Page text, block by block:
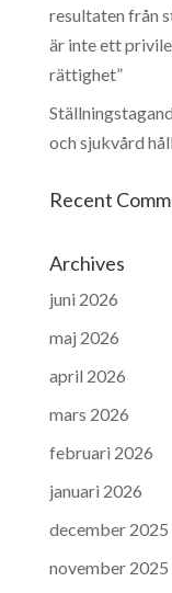
resultaten från
är inte ett
rättighet”
och sjukvård
Recent
Archives
juni 2026
maj 2026
april 2026
mars 2026
februari 2026
januari 2026
december 2025
november 2025